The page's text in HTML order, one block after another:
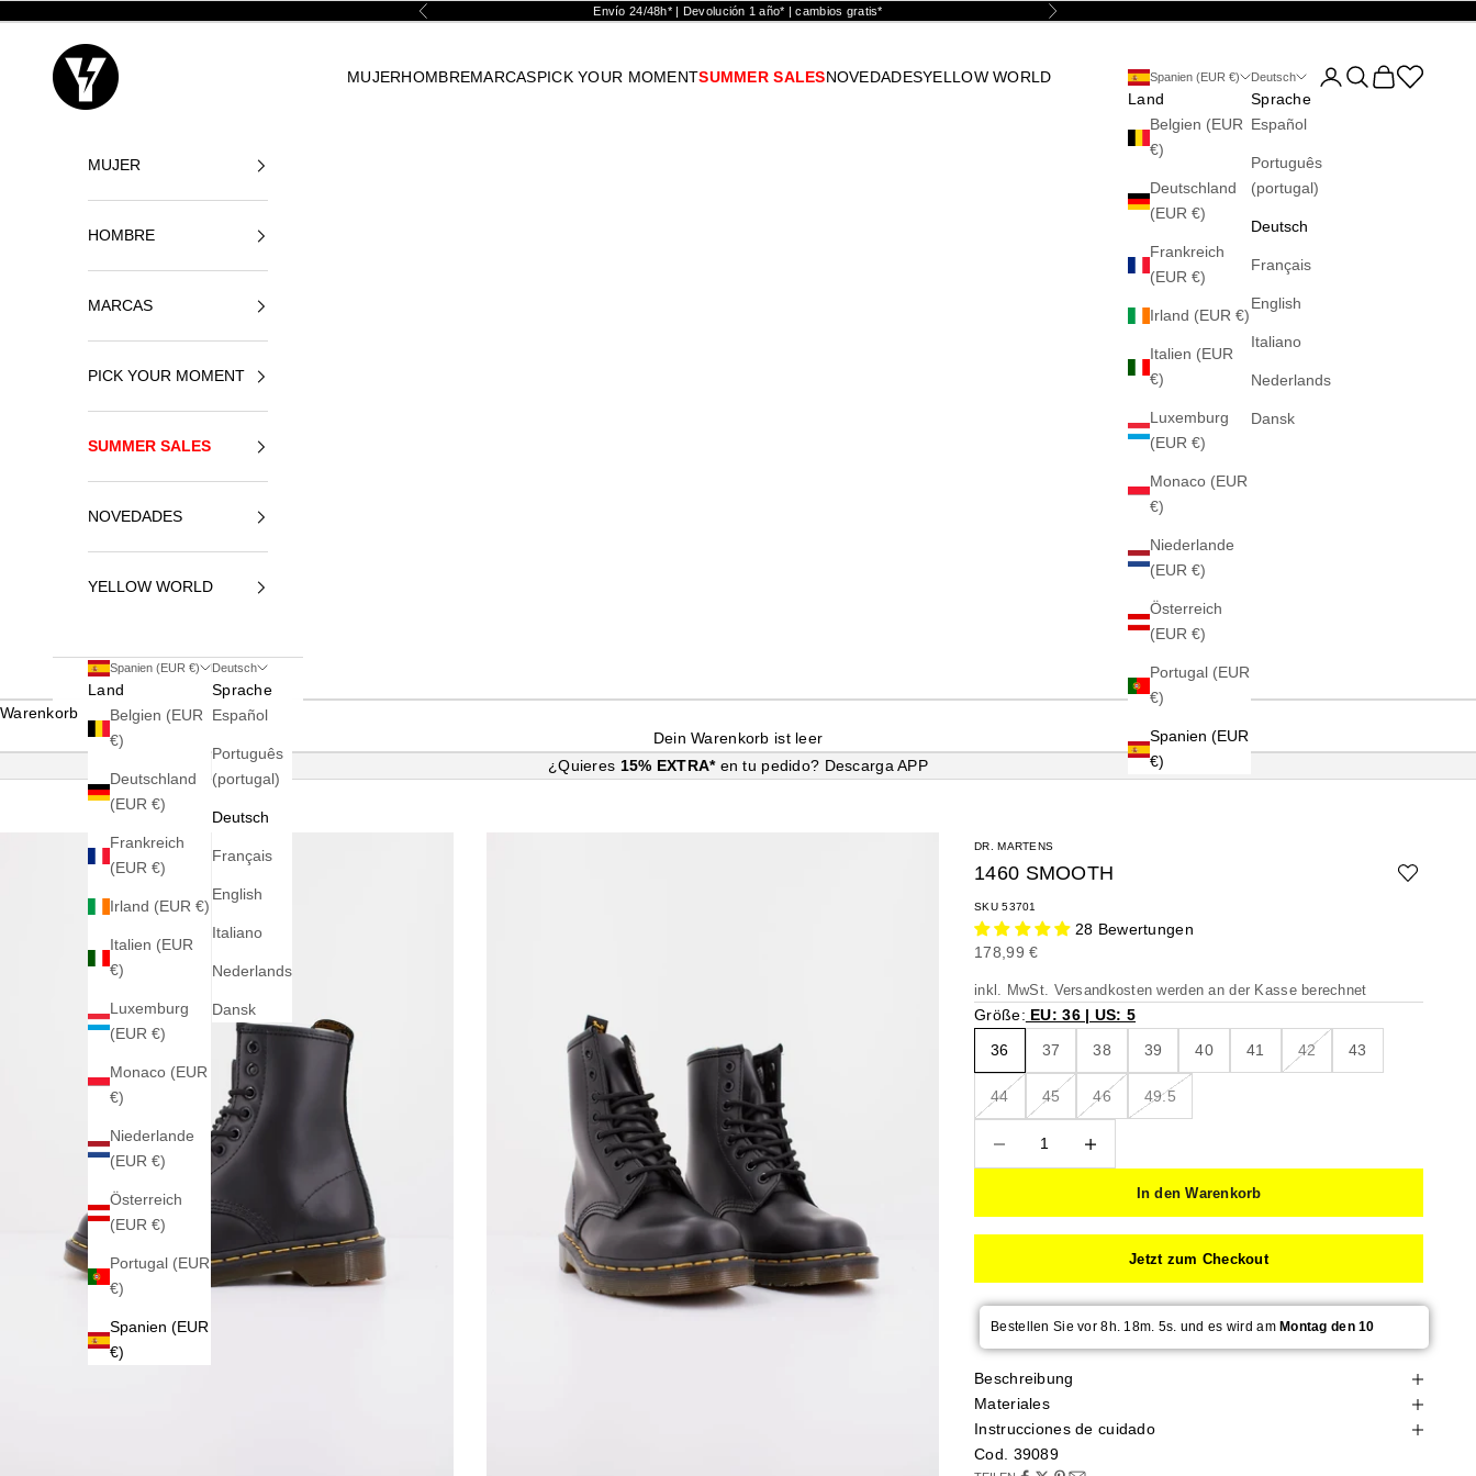
Zurück Envío 24/48h* | Devolución 1 año* | cambios gratis* Vor
Yellowshop
MUJERHOMBREMARCASPICK YOUR MOMENTSUMMER SALESNOVEDADESYELLOW WORLD Spanien (EUR €)
Land
Belgien (EUR
€)
Deutschland
(EUR €)
Frankreich
(EUR €)
Irland (EUR €)
Italien (EUR
€)
Luxemburg
(EUR €)
Monaco (EUR
€)
Niederlande
(EUR €)
Österreich
(EUR €)
Portugal (EUR
€)
Spanien (EUR
€)
Deutsch
Sprache
Español
Português
(portugal)
Deutsch
Français
English
Italiano
Nederlands
Dansk
Kundenkontoseite
Suche öffnen
Warenkorb
Abrir la
MUJER
HOMBRE
MARCAS
PICK YOUR MOMENT
SUMMER SALES
NOVEDADES
YELLOW WORLD
Spanien (EUR €)
Land
Belgien (EUR
€)
Deutschland
(EUR €)
Frankreich
(EUR €)
Irland (EUR €)
Italien (EUR
€)
Luxemburg
(EUR €)
Monaco (EUR
€)
Niederlande
(EUR €)
Österreich
(EUR €)
Portugal (EUR
€)
Spanien (EUR
€)
Deutsch
Sprache
Español
Português
(portugal)
Deutsch
Français
English
Italiano
Nederlands
Dansk
Warenkorb
Dein Warenkorb ist leer
¿Quieres 15% EXTRA* en tu pedido? Descarga APP
DR. MARTENS
1460 SMOOTH
SKU 53701
28 Bewertungen
Angebot
178,99 €
inkl. MwSt. Versandkosten werden an der Kasse berechnet
Größe: EU: 36 | US: 5
36 37 38 39 40 41 42 43
44 45 46 49.5
In den Warenkorb
Jetzt zum Checkout
Bestellen Sie vor 8h. 18m. 4s. und es wird am Montag den 10
Beschreibung
Materiales
Instrucciones de cuidado
Cod. 39089